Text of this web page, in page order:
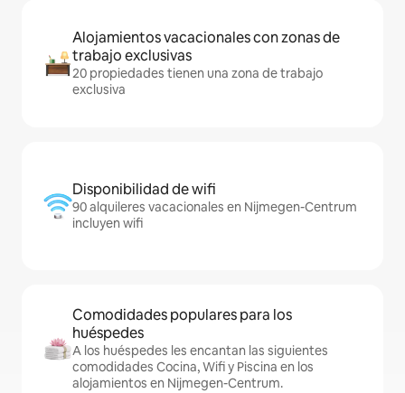
Alojamientos vacacionales con zonas de
trabajo exclusivas
20 propiedades tienen una zona de trabajo
exclusiva
Disponibilidad de wifi
90 alquileres vacacionales en Nijmegen-Centrum
incluyen wifi
Comodidades populares para los
huéspedes
A los huéspedes les encantan las siguientes
comodidades Cocina, Wifi y Piscina en los
alojamientos en Nijmegen-Centrum.